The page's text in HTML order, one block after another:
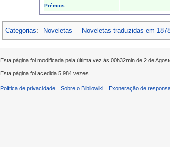
Prémios
Categorias: Noveletas Noveletas traduzidas em
Esta página foi modificada pela última vez às 00h32min de 2 de
Esta página foi acedida 5 984 vezes.
Política de privacidade Sobre o Bibliowiki Exoneração de